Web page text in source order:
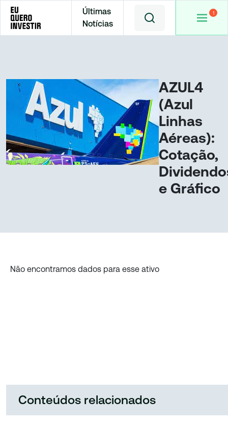
Últimas
Notícias
Home Cotações
AZUL4
(Azul
Linhas
Aéreas):
Cotação,
e Gráfico
Não encontramos dados para esse ativo
Conteúdos relacionados